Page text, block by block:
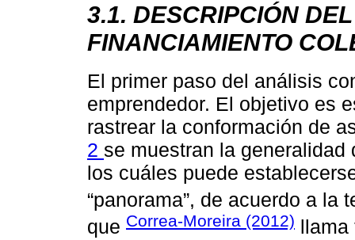
3.1. DESCRIPCIÓN
FINANCIAMIENTO
El primer paso del análisis
emprendedor. El objetivo es
rastrear la conformación de
2 se muestran la
los cuáles puede
“panorama”, de acuerdo a la
que Correa-Moreira (2012) llama